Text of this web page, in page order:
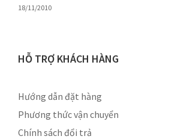
18/11/2010
HỖ TRỢ KHÁCH HÀNG
Hướng dẫn đặt hàng
Phương thức vận chuyển
Chính sách đổi trả